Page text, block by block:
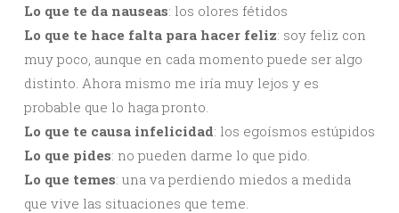
Lo que te da nauseas: los olores fétidos
Lo que te hace falta para hacer feliz: soy feliz con
muy poco, aunque en cada momento puede ser algo
distinto. Ahora mismo me iría muy lejos y es
probable que lo haga pronto.
Lo que te causa infelicidad: los egoísmos estúpidos
Lo que pides: no pueden darme lo que pido.
Lo que temes: una va perdiendo miedos a medida
que vive las situaciones que teme.